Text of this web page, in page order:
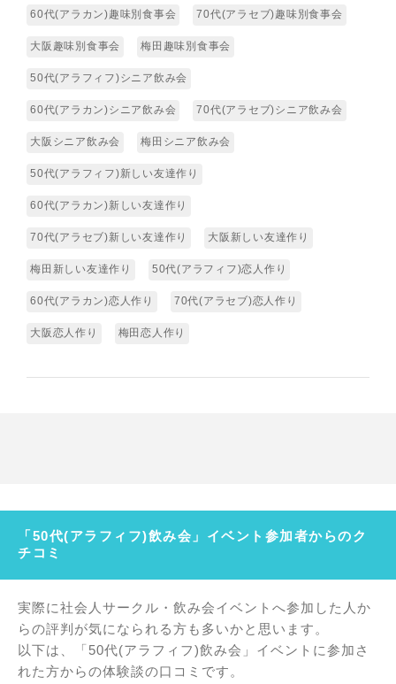
60代(アラカン)趣味別食事会 70代(アラセブ)趣味別食事会
大阪趣味別食事会 梅田趣味別食事会
50代(アラフィフ)シニア飲み会
60代(アラカン)シニア飲み会 70代(アラセブ)シニア飲み会
大阪シニア飲み会 梅田シニア飲み会
50代(アラフィフ)新しい友達作り
60代(アラカン)新しい友達作り
70代(アラセブ)新しい友達作り 大阪新しい友達作り
梅田新しい友達作り 50代(アラフィフ)恋人作り
60代(アラカン)恋人作り 70代(アラセブ)恋人作り
大阪恋人作り 梅田恋人作り
「50代(アラフィフ)飲み会」イベント参加者からのク
チコミ
実際に社会人サークル・飲み会イベントへ参加した人か
らの評判が気になられる方も多いかと思います。
以下は、「50代(アラフィフ)飲み会」イベントに参加さ
れた方からの体験談の口コミです。